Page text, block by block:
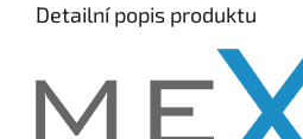
Detailní popis produktu